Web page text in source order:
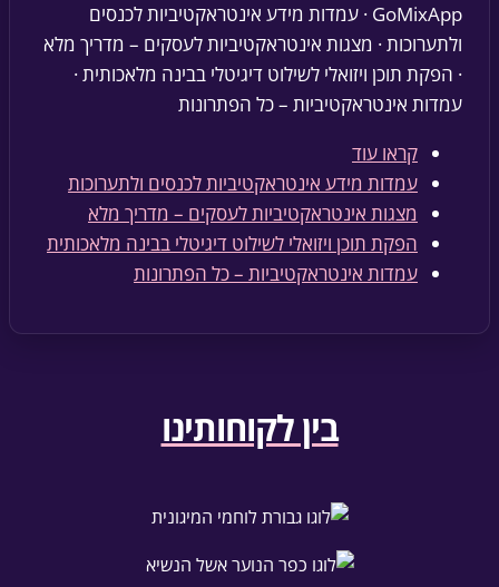
GoMixApp · עמדות מידע אינטראקטיביות לכנסים
ולתערוכות · מצגות אינטראקטיביות לעסקים – מדריך מלא
· הפקת תוכן ויזואלי לשילוט דיגיטלי בבינה מלאכותית ·
עמדות אינטראקטיביות – כל הפתרונות
קראו עוד
עמדות מידע אינטראקטיביות לכנסים ולתערוכות
מצגות אינטראקטיביות לעסקים – מדריך מלא
הפקת תוכן ויזואלי לשילוט דיגיטלי בבינה מלאכותית
עמדות אינטראקטיביות – כל הפתרונות
בין לקוחותינו